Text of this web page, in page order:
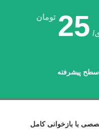
25 تومان
سطح پیشرفته
با بازخوانی کامل